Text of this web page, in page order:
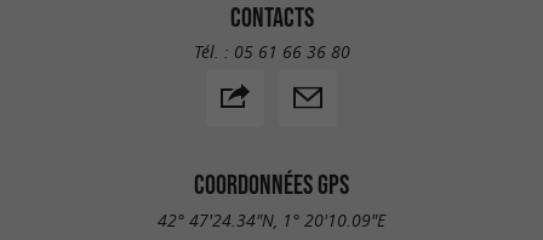
CONTACTS
Tél. : 05 61 66 36 80
COORDONNÉES GPS
42° 47'24.34"N, 1° 20'10.09"E